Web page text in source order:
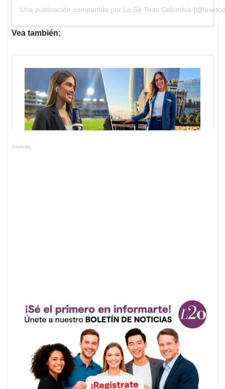
Una publicación compartida por Lo Sé Todo Colombia
Vea también:
Anuncios.